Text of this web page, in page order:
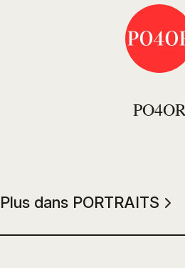
Plus dans PORTRAITS